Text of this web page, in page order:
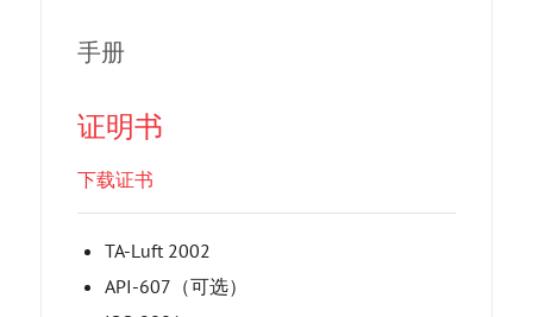
手册
证明书
下载证书
TA-Luft 2002
API-607（可选）